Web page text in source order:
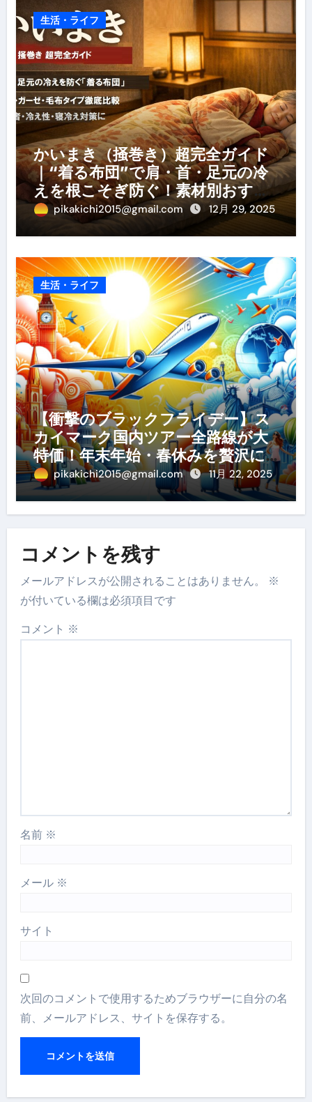
生活・ライフ
かいまき（掻巻き）超完全ガイド
｜“着る布団”で肩・首・足元の冷
えを根こそぎ防ぐ！素材別おすす
め・選び方・洗い方・Q&Aまで
pikakichi2015@gmail.com 12月 29, 2025
生活・ライフ
【衝撃のブラックフライデー】ス
カイマーク国内ツアー全路線が大
特価！年末年始・春休みを贅沢に
過ごす賢い予約ガイド
pikakichi2015@gmail.com 11月 22, 2025
コメントを残す
メールアドレスが公開されることはありません。
※
が付いている欄は必須項目です
コメント ※
名前 ※
メール ※
サイト
次回のコメントで使用するためブラウザーに自分の名
前、メールアドレス、サイトを保存する。